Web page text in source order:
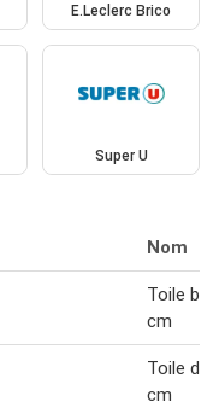
E.Leclerc Brico
Super U
Nom
Toile
cm
Toile de
cm